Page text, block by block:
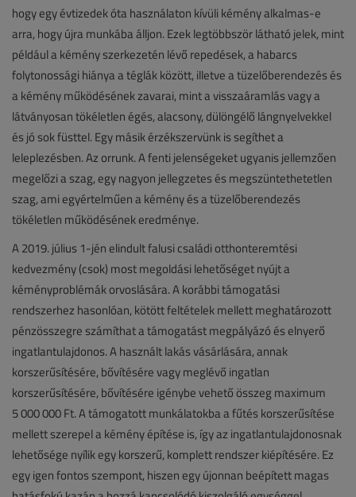
hogy egy évtizedek óta használaton kívüli kémény alkalmas-e
arra, hogy újra munkába álljon. Ezek legtöbbször látható jelek, mint
például a kémény szerkezetén lévő repedések, a habarcs
folytonossági hiánya a téglák között, illetve a tüzelőberendezés és
a kémény működésének zavarai, mint a visszaáramlás vagy a
látványosan tökéletlen égés, alacsony, dülöngélő lángnyelvekkel
és jó sok füsttel. Egy másik érzékszervünk is segíthet a
leleplezésben. Az orrunk. A fenti jelenségeket ugyanis jellemzően
megelőzi a szag, egy nagyon jellegzetes és megszüntethetetlen
szag, ami egyértelműen a kémény és a tüzelőberendezés
tökéletlen működésének eredménye.
A 2019. július 1-jén elindult falusi családi otthonteremtési
kedvezmény (csok) most megoldási lehetőséget nyújt a
kéményproblémák orvoslására. A korábbi támogatási
rendszerhez hasonlóan, kötött feltételek mellett meghatározott
pénzösszegre számíthat a támogatást megpályázó és elnyerő
ingatlantulajdonos. A használt lakás vásárlására, annak
korszerűsítésére, bővítésére vagy meglévő ingatlan
korszerűsítésére, bővítésére igénybe vehető összeg maximum
5 000 000 Ft. A támogatott munkálatokba a fűtés korszerűsítése
mellett szerepel a kémény építése is, így az ingatlantulajdonosnak
lehetősége nyílik egy korszerű, komplett rendszer kiépítésére. Ez
egy igen fontos szempont, hiszen egy újonnan beépített magas